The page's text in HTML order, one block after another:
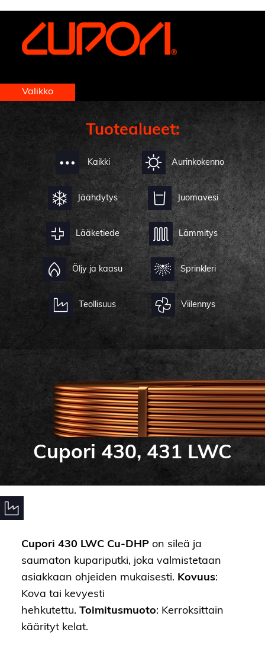
https://www.cupori.com/fi/etusivu
Valikko
Tuotealueet:
Kaikki Aurinkokenno
Jäähdytys Juomavesi
Lääketiede Lämmitys
Öljy ja kaasu Sprinkleri
Teollisuus Viilennys
Cupori 430, 431 LWC
Cupori 430 LWC Cu-DHP on sileä ja
saumaton kupariputki, joka valmistetaan
asiakkaan ohjeiden mukaisesti. Kovuus:
Kova tai kevyesti
hehkutettu. Toimitusmuoto: Kerroksittain
käärityt kelat.